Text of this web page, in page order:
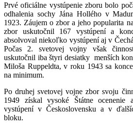
Prvé oficiálne vystúpenie zboru bolo
odhalenia sochy Jána Hollého v
1923. Záujem o zbor a jeho popularita
zbor uskutočnil 167 vystúpení a
absolvoval niekoľko vystúpení aj v
Počas 2. svetovej vojny však
uskutočnil iba štyri desiatky menších
Miloša Ruppeldta, v roku 1943 sa
na minimum.
Po druhej svetovej vojne zbor svoju
1949 získal vysoké Štátne ocenenie
vystúpení v Československu a v
bloku.